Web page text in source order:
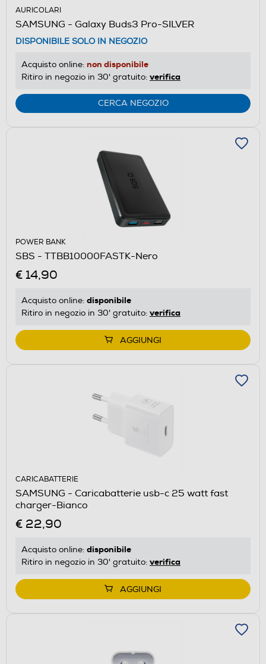
AURICOLARI
SAMSUNG - Galaxy Buds3 Pro-SILVER
DISPONIBILE SOLO IN NEGOZIO
Acquisto online: non disponibile
Ritiro in negozio in 30' gratuito: verifica
CERCA NEGOZIO
POWER BANK
SBS - TTBB10000FASTK-Nero
€ 14,90
Acquisto online: disponibile
Ritiro in negozio in 30' gratuito: verifica
AGGIUNGI
CARICABATTERIE
SAMSUNG - Caricabatterie usb-c 25 watt fast
charger-Bianco
€ 22,90
Acquisto online: disponibile
Ritiro in negozio in 30' gratuito: verifica
AGGIUNGI